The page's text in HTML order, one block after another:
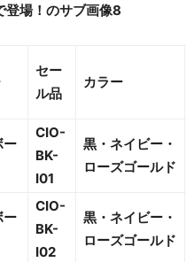
セー
ル品
カラー
ー
CIO-
BK-
I01
黒・ネイビー・
ローズゴールド
ー
CIO-
BK-
I02
黒・ネイビー・
ローズゴールド